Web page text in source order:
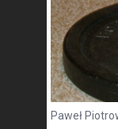
Paweł